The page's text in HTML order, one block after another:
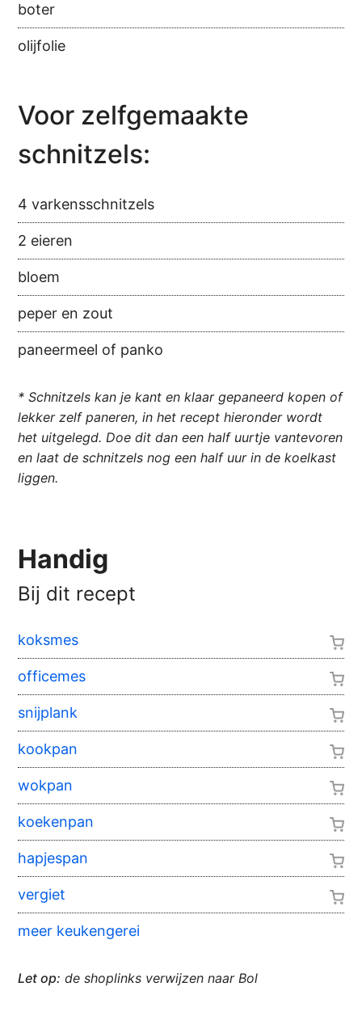
boter
olijfolie
Voor zelfgemaakte
schnitzels:
4 varkensschnitzels
2 eieren
bloem
peper en zout
paneermeel of panko
* Schnitzels kan je kant en klaar gepaneerd kopen of
lekker zelf paneren, in het recept hieronder wordt
het uitgelegd. Doe dit dan een half uurtje vantevoren
en laat de schnitzels nog een half uur in de koelkast
liggen.
Handig
Bij dit recept
koksmes
officemes
snijplank
kookpan
wokpan
koekenpan
hapjespan
vergiet
meer keukengerei
Let op: de shoplinks verwijzen naar Bol